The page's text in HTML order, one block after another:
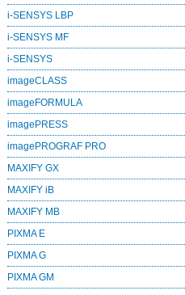
i-SENSYS LBP
i-SENSYS MF
i‑SENSYS
imageCLASS
imageFORMULA
imagePRESS
imagePROGRAF PRO
MAXIFY GX
MAXIFY iB
MAXIFY MB
PIXMA E
PIXMA G
PIXMA GM